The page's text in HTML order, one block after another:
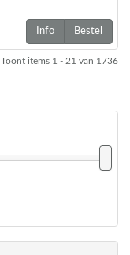
Info Bestel
Toont items 1 - 21 van 1736